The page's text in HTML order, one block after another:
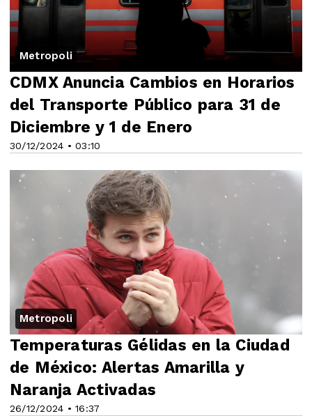
Metropoli
30/12/2024 • 03:10
CDMX Anuncia Cambios en Horarios
del Transporte Público para 31 de
Diciembre y 1 de Enero
Metropoli
26/12/2024 • 16:37
Temperaturas Gélidas en la Ciudad
de México: Alertas Amarilla y
Naranja Activadas